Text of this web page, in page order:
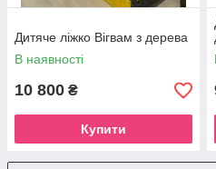
Дитяче ліжко Вігвам з дерева
В наявності
10 800 ₴
Купити